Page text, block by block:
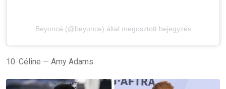
Beyoncé (@beyonce) által megosztott bejegyzés
10. Céline — Amy Adams